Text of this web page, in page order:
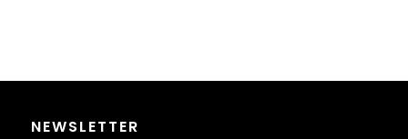
NEWSLETTER